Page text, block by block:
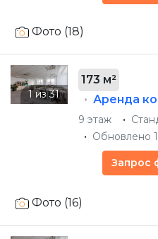
Фото (18)
173 м²
Аренда
9 этаж
Обновлено
Запрос
Фото (16)